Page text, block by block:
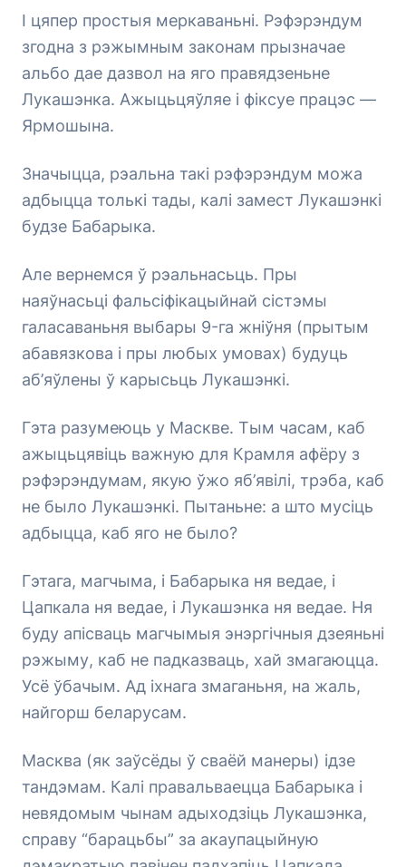
І цяпер простыя меркаваньні. Рэфэрэндум
згодна з рэжымным законам прызначае
альбо дае дазвол на яго правядзеньне
Лукашэнка. Ажыцьцяўляе і фіксуе працэс —
Ярмошына.
Значыцца, рэальна такі рэфэрэндум можа
адбыцца толькі тады, калі замест Лукашэнкі
будзе Бабарыка.
Але вернемся ў рэальнасьць. Пры
наяўнасьці фальсіфікацыйнай сістэмы
галасаваньня выбары 9-га жніўня (прытым
абавязкова і пры любых умовах) будуць
аб’яўлены ў карысьць Лукашэнкі.
Гэта разумеюць у Маскве. Тым часам, каб
ажыцьцявіць важную для Крамля афёру з
рэфэрэндумам, якую ўжо яб’явілі, трэба, каб
не было Лукашэнкі. Пытаньне: а што мусіць
адбыцца, каб яго не было?
Гэтага, магчыма, і Бабарыка ня ведае, і
Цапкала ня ведае, і Лукашэнка ня ведае. Ня
буду апісваць магчымыя энэргічныя дзеяньні
рэжыму, каб не падказваць, хай змагаюцца.
Усё ўбачым. Ад іхнага змаганьня, на жаль,
найгорш беларусам.
Масква (як заўсёды ў сваёй манеры) ідзе
тандэмам. Калі правальваецца Бабарыка і
невядомым чынам адыходзіць Лукашэнка,
справу “барацьбы” за акаупацыйную